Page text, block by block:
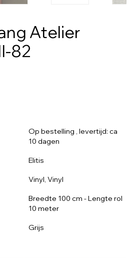
Atelier
82
Op bestelling , levertijd: ca
10 dagen
Elitis
Vinyl, Vinyl
Breedte 100 cm - Lengte rol
10 meter
Grijs